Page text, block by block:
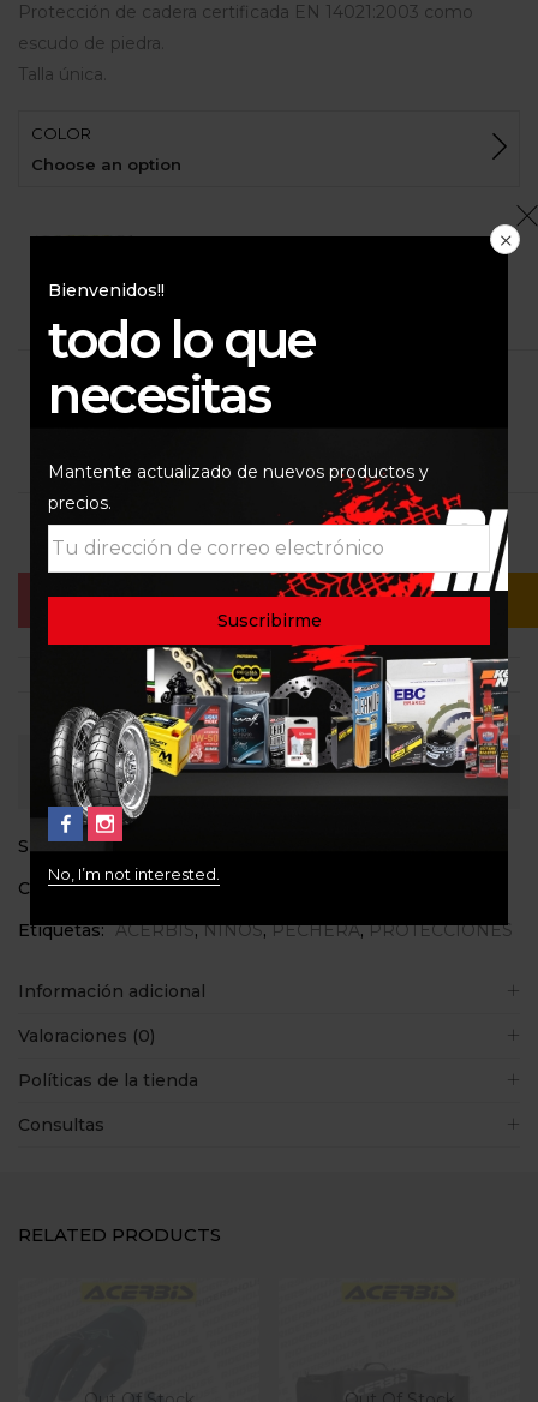
Protección de cadera certificada EN 14021:2003 como
escudo de piedra.
Talla única.
COLOR
Choose an option
COLOR NARANJA AZUL
Añadir Al Carrito Buy Now
Consultar
SKU:N/D
Categoría: PROTECCIONES
Etiquetas: ACERBIS,NIÑOS,PECHERA,PROTECCIONES
Información adicional
Valoraciones (0)
Políticas de la tienda
Consultas
RELATED PRODUCTS
Bienvenidos!!
todo lo que
necesitas
Mantente actualizado de nuevos productos y
precios.
No, I’m not interested.